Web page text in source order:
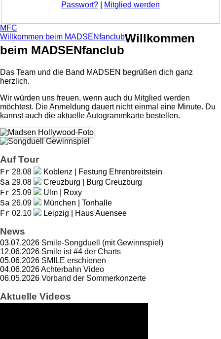
Passwort? Mitglied werden
MFC
Willkommen beim MADSENfanclubWillkommen
beim MADSENfanclub
Das Team und die Band MADSEN begrüßen dich ganz
herzlich.
Wir würden uns freuen, wenn auch du Mitglied werden
möchtest. Die Anmeldung dauert nicht einmal eine Minute. Du
kannst auch die aktuelleAutogrammkarte bestellen.
Auf Tour
Fr 28.08 Koblenz | Festung Ehrenbreitstein
Sa 29.08 Creuzburg | Burg Creuzburg
Fr 25.09 Ulm | Roxy
Sa 26.09 München | Tonhalle
Fr 02.10 Leipzig | Haus Auensee
News
03.07.2026 Smile-Songduell (mit Gewinnspiel)
12.06.2026 Smile ist #4 der Charts
05.06.2026 SMILE erschienen
04.06.2026Achterbahn Video
06.05.2026 Vorband der Sommerkonzerte
Aktuelle Videos